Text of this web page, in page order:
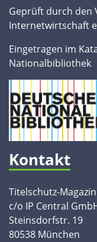
Geprüft durch den
Internetwirtschaft
Eingetragen im
Nationalbibliothek
Kontakt
Titelschutz-Magazin
c/o IP Central
Steinsdorfstr. 19
80538 München